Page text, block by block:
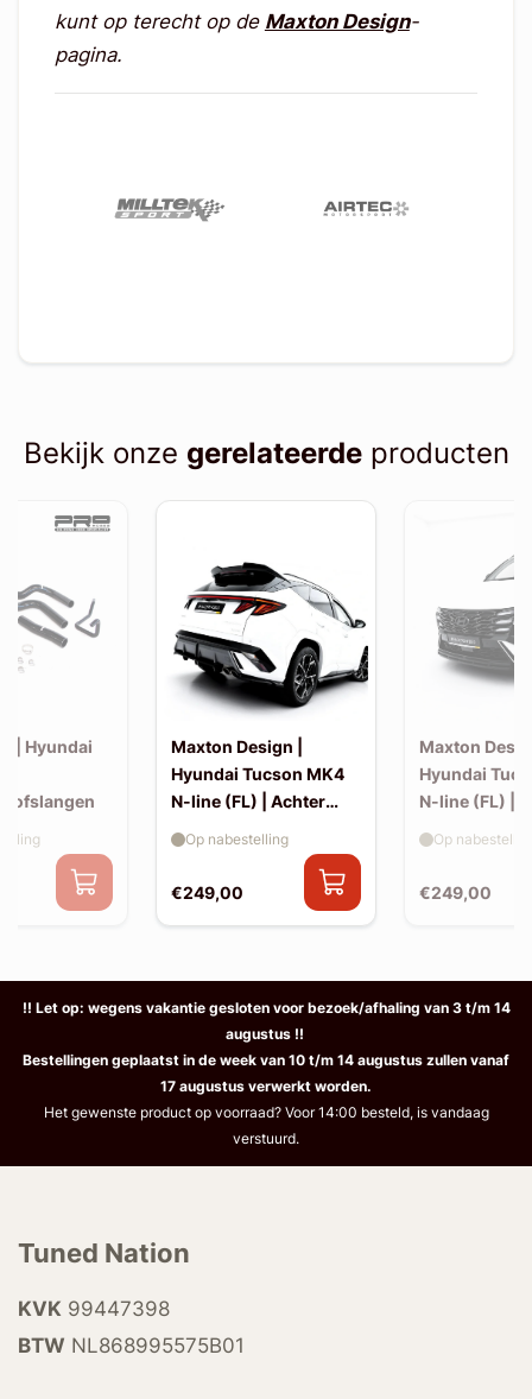
kunt op terecht op de Maxton Design-
pagina.
Bekijk onze gerelateerdeproducten
| Hyundai
Maxton Design |
Hyundai Tucson MK4
N-line (FL) | Achter
splitters
€249,00
Op nabestelling
Maxton
Hyundai
N-line (FL) |
€249,00
Op
!! Let op: wegens vakantie gesloten voor bezoek/afhaling van 3 t/m 14
augustus !!
Bestellingen geplaatst in de week van 10 t/m 14 augustus zullen vanaf
17 augustus verwerkt worden.
Het gewenste product op voorraad? Voor 14:00 besteld, is vandaag
verstuurd.
Tuned Nation
KVK 99447398
BTW NL868995575B01